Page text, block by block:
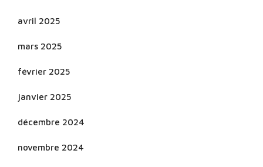
avril 2025
mars 2025
février 2025
janvier 2025
décembre 2024
novembre 2024